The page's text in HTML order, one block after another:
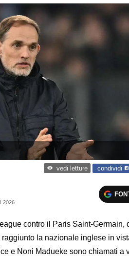
vedi letture condividi
2026
contro il Paris Saint-Germain,
raggiunto la nazionale inglese in
e Noni Madueke sono chiamati a